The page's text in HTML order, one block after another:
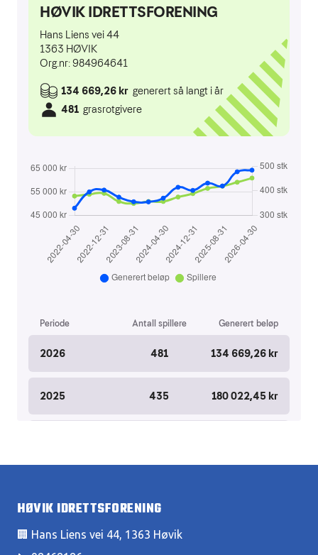
HØVIK IDRETTSFORENING
🏢 Hans Liens vei 44, 1363 Høvik